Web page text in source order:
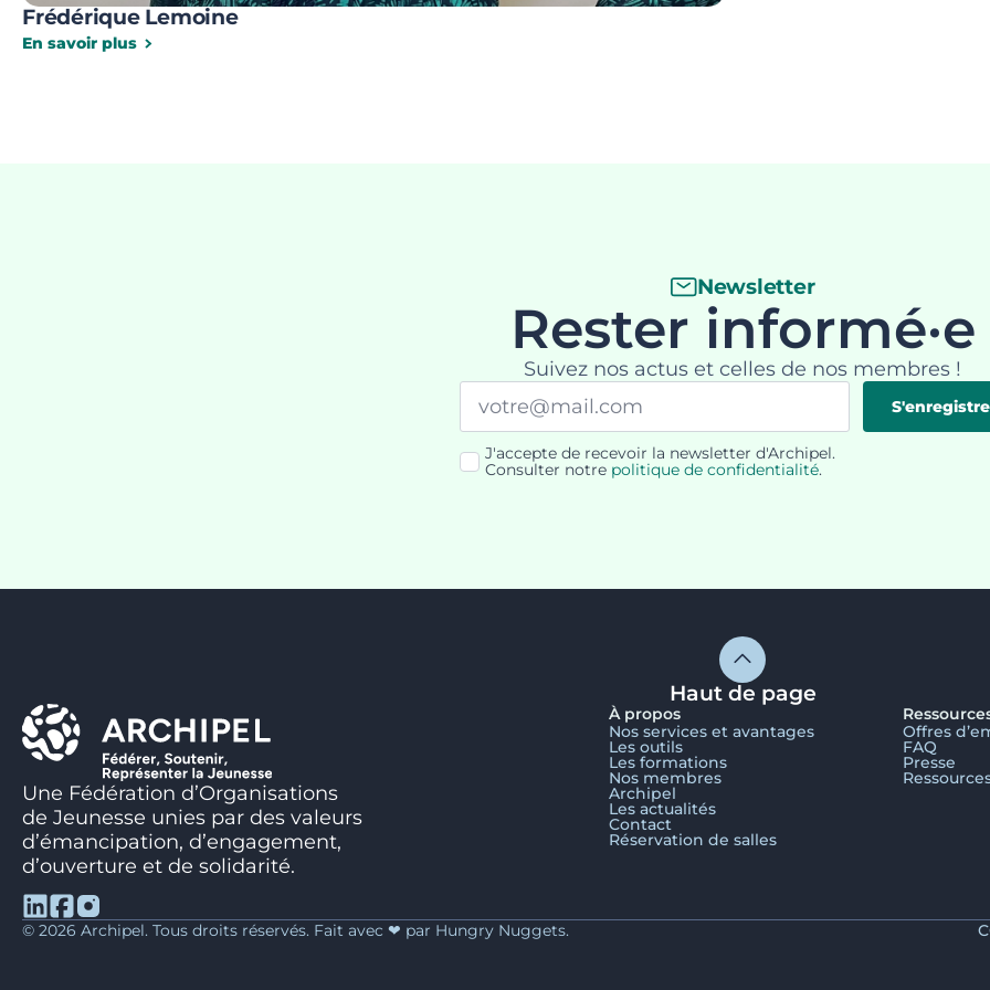
Frédérique Lemoine
En savoir plus
Newsletter
Rester informé·e
Suivez nos actus et celles de nos membres !
Email
RGPD
J'accepte de recevoir la newsletter d'Archipel.
Consulter notre politique de confidentialité.
Haut de page
Une Fédération d’Organisations
de Jeunesse unies par des valeurs
d’émancipation, d’engagement,
d’ouverture et de solidarité.
À propos
Nos services et avantages
Les outils
Les formations
Nos membres
Archipel
Les actualités
Contact
Réservation de salles
Offres
FAQ
Presse
© 2026 Archipel. Tous droits réservés. Fait avec ❤ par Hungry Nuggets.